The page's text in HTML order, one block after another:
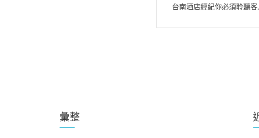
台南酒店經紀你必須聆聽
彙整